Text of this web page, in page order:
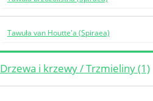
Tawuła van Houtte'a (Spiraea)
Drzewa i krzewy / Trzmieliny (1)